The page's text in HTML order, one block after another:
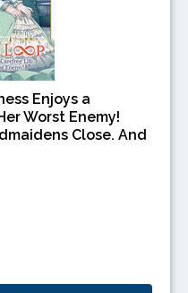
Enjoys a
Worst Enemy!
Close. And